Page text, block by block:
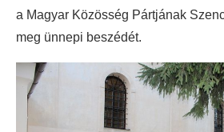
a Magyar Közösség Pártjának
meg ünnepi beszédét.